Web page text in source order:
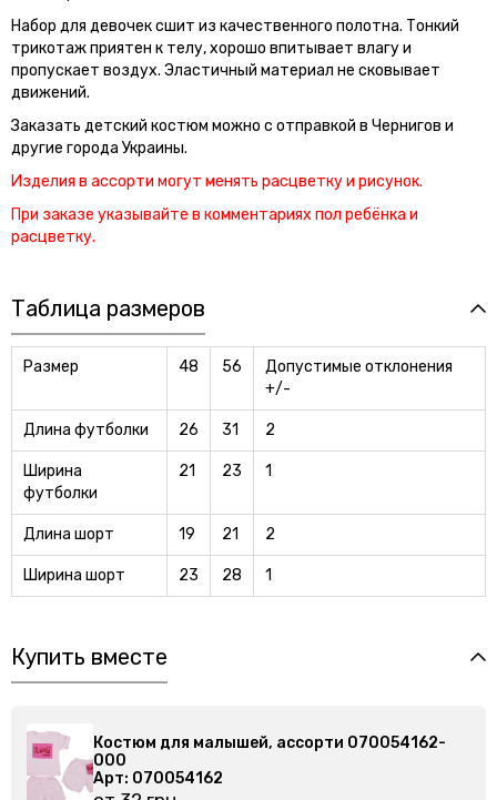
Набор для девочек сшит из качественного полотна. Тонкий
трикотаж приятен к телу, хорошо впитывает влагу и
пропускает воздух. Эластичный материал не сковывает
движений.
Заказать детский костюм можно с отправкой в Чернигов и
другие города Украины.
Изделия в ассорти могут менять расцветку и рисунок.
При заказе указывайте в комментариях пол ребёнка и
расцветку.
Таблица размеров
Размер 48 56
Допустимые отклонения
+/-
Длина футболки 26 31 2
Ширина
футболки
21 23 1
Длина шорт 19 21 2
Ширина шорт 23 28 1
Купить вместе
070054162-
Костюм для малышей, ассорти
Арт: 070054162